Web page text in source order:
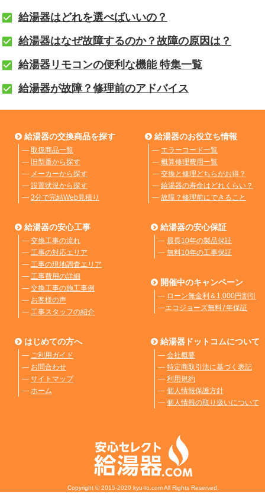
給湯器はどれを選べばいいの？
給湯器はなぜ故障するのか？故障の原因は？
給湯器リモコンの便利な機能 特集一覧
給湯器が故障？修理前のアドバイス
給湯器の交換商品を探す
― 取扱商品一覧
― 旧型番から探す
― メーカーから探す
― 設置状況から探す
― 3分で完結Web見積り
給湯器のお役立ち情報
― エラーコード一覧
― 概算修理費用一覧
― 交換と修理どちらがお得？
― 給湯器の寿命はどれくらい？
― 故障？修理前にできること
給湯器の安心工事
― 交換工事の流れ
― 工事の対応エリア
― 工事の現地調査エリア
― 工事費用の詳細
― 交換工事の施工事例
― お客様の声
― 工事スタッフの紹介
給湯器の安心保証
― 最長10年の製品保証
― 無料10年の工事保証
開催中のキャンペーン
― ローン無金利＆1,000円割引
―エコジョーズ無料7年保証
はじめての方へ
― ご利用ガイド
― お問合わせ
― サイトマップ
― ホーム
給湯器ドットコムについて
― 会社概要
― 特定商取引法に基づく表記
― 利用規約
― 個人情報保護方針
― 個人情報の取り扱いについて
Copyright © 2015-2020 kyu-to.com All Rights Reserved.